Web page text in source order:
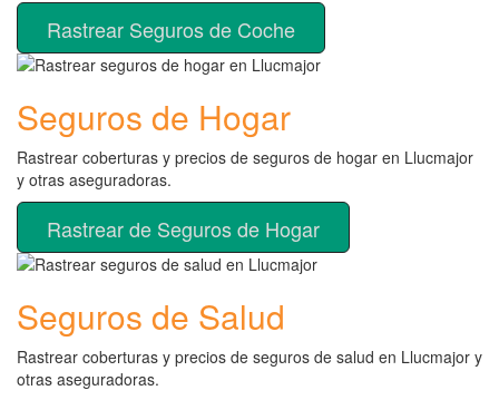
Rastrear Seguros de Coche
Seguros de Hogar
Rastrear coberturas y precios de seguros de hogar en Llucmajor
y otras aseguradoras.
Rastrear de Seguros de Hogar
Seguros de Salud
Rastrear coberturas y precios de seguros de salud en Llucmajor y
otras aseguradoras.